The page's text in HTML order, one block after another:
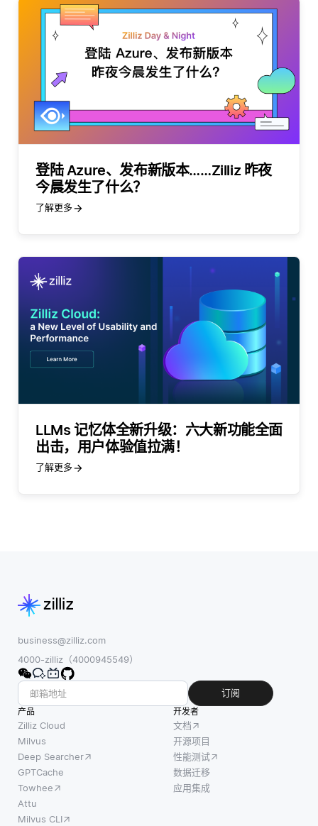
登陆 Azure、发布新版本……Zilliz 昨夜
今晨发生了什么？
了解更多
LLMs 记忆体全新升级：六大新功能全面
出击，用户体验值拉满！
了解更多
business@zilliz.com
4000-zilliz（4000945549）
订阅
产品
Zilliz Cloud
Milvus
Deep Searcher
GPTCache
Towhee
Attu
Milvus CLI
开发者
文档
开源项目
性能测试
数据迁移
应用集成